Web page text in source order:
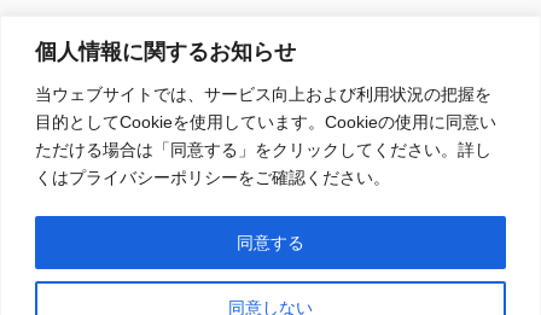
個人情報に関するお知らせ
当ウェブサイトでは、サービス向上および利用状況の把握を
目的としてCookieを使用しています。Cookieの使用に同意い
ただける場合は「同意する」をクリックしてください。詳し
くはプライバシーポリシーをご確認ください。
同意しない
同意する
Facebook
Reserved.
Powered byWordPresswithLightning Theme&VK All in One
Expansion Unit